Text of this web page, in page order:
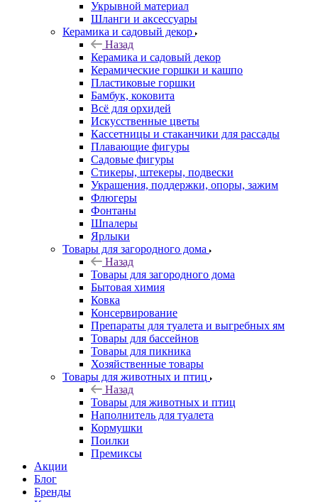
Укрывной материал
Шланги и аксессуары
Керамика и садовый декор
Назад
Керамика и садовый декор
Керамические горшки и кашпо
Пластиковые горшки
Бамбук, коковита
Всё для орхидей
Искусственные цветы
Кассетницы и стаканчики для рассады
Плавающие фигуры
Садовые фигуры
Стикеры, штекеры, подвески
Украшения, поддержки, опоры, зажим
Флюгеры
Фонтаны
Шпалеры
Ярлыки
Товары для загородного дома
Назад
Товары для загородного дома
Бытовая химия
Ковка
Консервирование
Препараты для туалета и выгребных ям
Товары для бассейнов
Товары для пикника
Хозяйственные товары
Товары для животных и птиц
Назад
Товары для животных и птиц
Наполнитель для туалета
Кормушки
Поилки
Премиксы
Акции
Блог
Бренды